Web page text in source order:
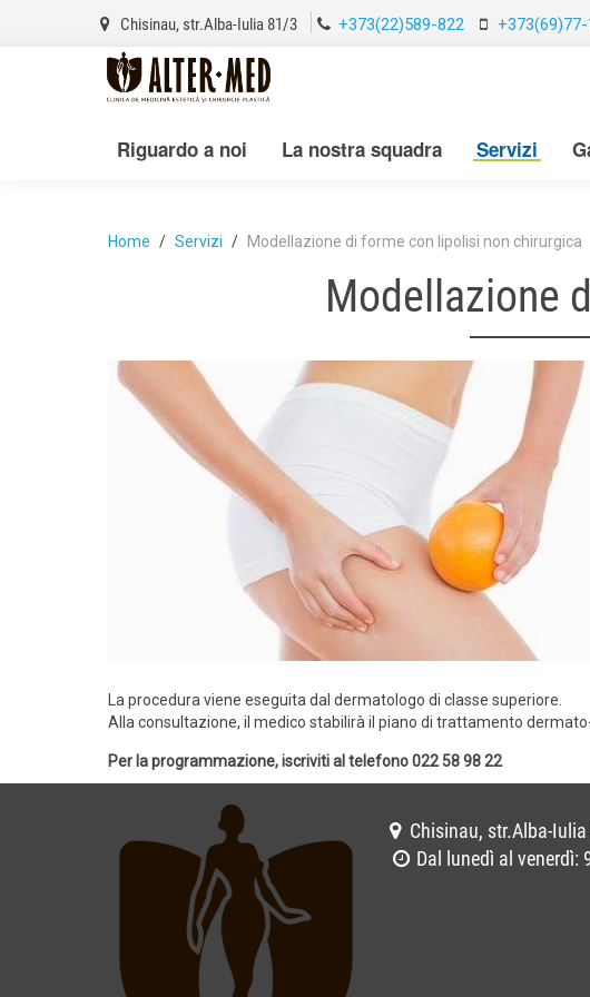
Chisinau, str.Alba-Iulia 81/3 +373(22)589-822
Riguardo a noi La nostra squadra Servizi
Home Servizi Modellazione di forme con lipolisi non chirurgica
Modellazione
La procedura viene eseguita dal dermatologo di classe superiore.
Alla consultazione, il medico stabilirà il piano di trattamento
Per la programmazione, iscriviti al telefono 022 58 98 22
Chisinau, str.Alba-
Dal lunedì al venerdì: